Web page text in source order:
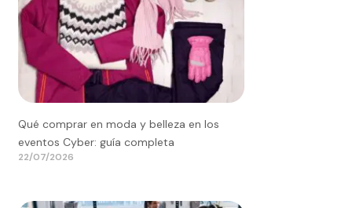
Qué comprar en moda y belleza en los
eventos Cyber: guía completa
22/07/2026